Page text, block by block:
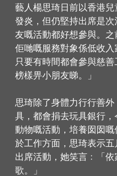
藝人楊思琦日前以香港
發炎，但仍堅持出席是
友嘅活動都好想參與。
佢哋嘅服務對象係低收
只要有時間都會參與慈
榜樣畀小朋友睇。」
思琦除了身體力行行善
具，都會捐去玩具銀行
動物嘅活動，培養囡囡
於工作方面，思琦表示
出席活動，她笑言﹕「
歌。」